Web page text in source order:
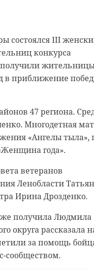
состоялся III
конкурса
получили
в приближение
47 региона.
Многодетная
«Ангелы тыла»,
года».
ветеранов
Ленобласти
Ирина Дрозденко.
получила Людмила
округа рассказала
за помощь
сообществом.
области наблюдали
необходима
в telegram-канале
Мурино. Световой
метро «Озерки», на
при температуре
влажностью.